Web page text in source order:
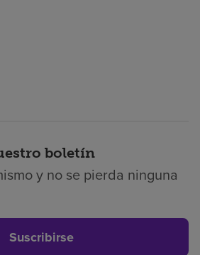
boletín
y no se pierda ninguna
Suscribirse